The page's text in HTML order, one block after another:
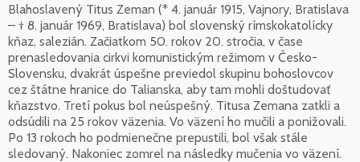
Blahoslavený Titus Zeman (* 4. január 1915, Vajnory, Bratislava
– † 8. január 1969, Bratislava) bol slovenský rímskokatolícky
kňaz, salezián. Začiatkom 50. rokov 20. stročia, v čase
prenasledovania cirkvi komunistickým režimom v Česko-
Slovensku, dvakrát úspešne previedol skupinu bohoslovcov
cez štátne hranice do Talianska, aby tam mohli doštudovať
kňazstvo. Tretí pokus bol neúspešný. Titusa Zemana zatkli a
odsúdili na 25 rokov väzenia. Vo väzení ho mučili a ponižovali.
Po 13 rokoch ho podmienečne prepustili, bol však stále
sledovaný. Nakoniec zomrel na následky mučenia vo väzení.